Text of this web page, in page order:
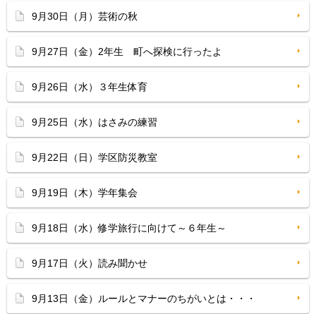
9月30日（月）芸術の秋
9月27日（金）2年生 町へ探検に行ったよ
9月26日（水）３年生体育
9月25日（水）はさみの練習
9月22日（日）学区防災教室
9月19日（木）学年集会
9月18日（水）修学旅行に向けて～６年生～
9月17日（火）読み聞かせ
9月13日（金）ルールとマナーのちがいとは・・・